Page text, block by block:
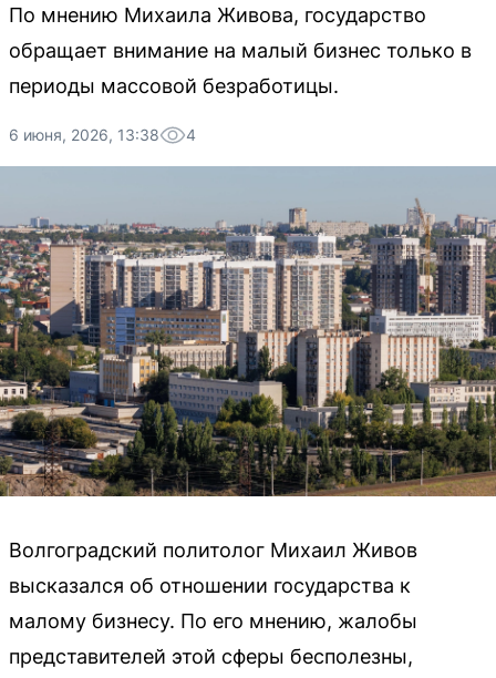
По мнению Михаила Живова, государство
обращает внимание на малый бизнес только в
периоды массовой безработицы.
6 июня, 2026, 13:38 4
Волгоградский политолог Михаил Живов
высказался об отношении государства к
малому бизнесу. По его мнению, жалобы
представителей этой сферы бесполезны,